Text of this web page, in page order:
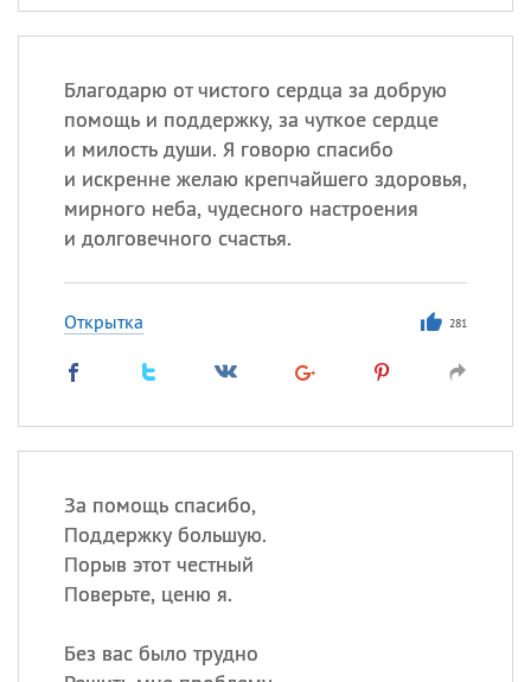
Благодарю от чистого сердца за добрую
помощь и поддержку, за чуткое сердце
и милость души. Я говорю спасибо
и искренне желаю крепчайшего здоровья,
мирного неба, чудесного настроения
и долговечного счастья.
Открытка 281
За помощь спасибо,
Поддержку большую.
Порыв этот честный
Поверьте, ценю я.
Без вас было трудно